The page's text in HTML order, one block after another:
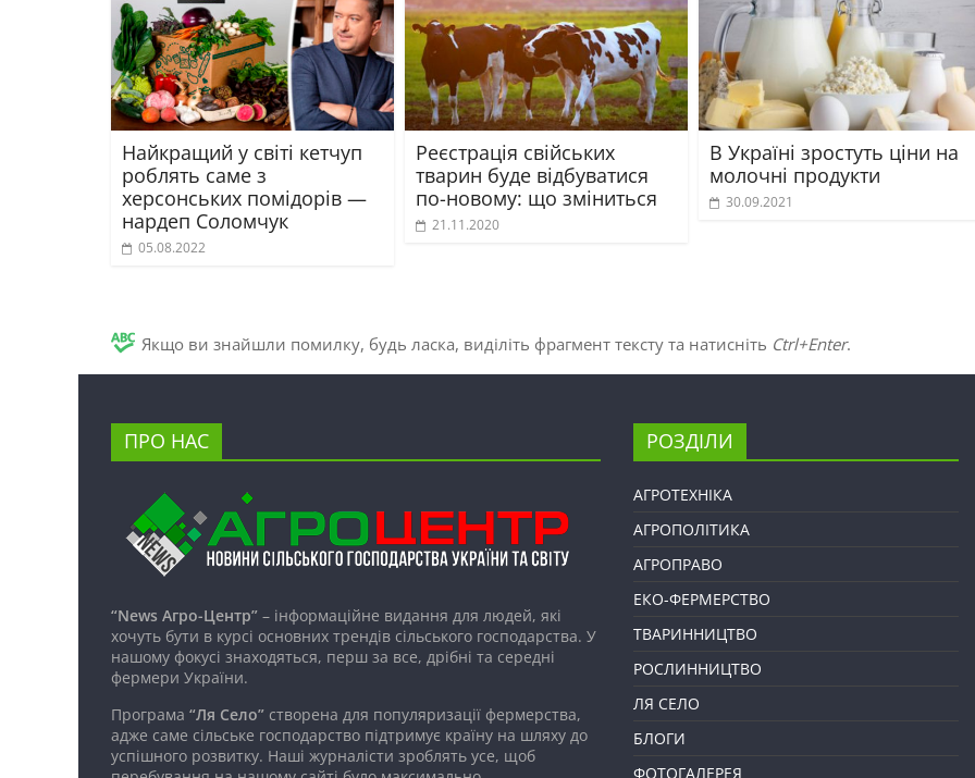
Найкращий у світі кетчуп
роблять саме з
херсонських помідорів —
нардеп Соломчук
05.08.2022
Реєстрація свійських
тварин буде відбуватися
по-новому: що зміниться
21.11.2020
В Україні зростуть ціни на
молочні продукти
30.09.2021
Якщо ви знайшли помилку, будь ласка, виділіть фрагмент тексту та натисніть Ctrl+Enter.
ПРО НАС
“News Агро-Центр” – інформаційне видання для людей, які
хочуть бути в курсі основних трендів сільського господарства. У
нашому фокусі знаходяться, перш за все, дрібні та середні
фермери України.
Програма “Ля Село” створена для популяризації фермерства,
адже саме сільське господарство підтримує країну на шляху до
успішного розвитку. Наші журналісти зроблять усе, щоб
РОЗДІЛИ
АГРОТЕХНІКА
АГРОПОЛІТИКА
АГРОПРАВО
ЕКО-ФЕРМЕРСТВО
ТВАРИННИЦТВО
РОСЛИННИЦТВО
ЛЯ СЕЛО
БЛОГИ
ФОТОГАЛЕРЕЯ